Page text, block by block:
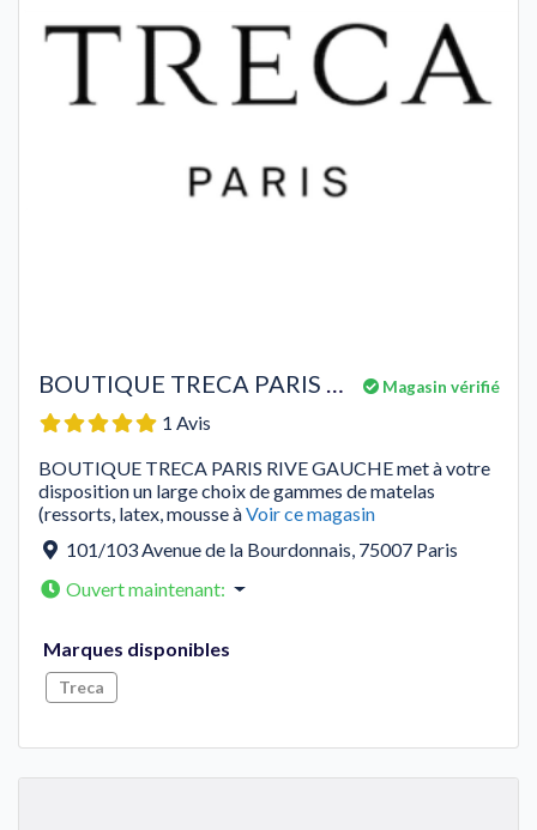
Magasin vérifié
BOUTIQUE TRECA PARIS RIVE GAUCHE
1 Avis
BOUTIQUE TRECA PARIS RIVE GAUCHE met à votre
disposition un large choix de gammes de matelas
(ressorts, latex, mousse àVoir ce magasin
101/103 Avenue de la Bourdonnais, 75007 Paris
Ouvert maintenant:
Marques disponibles
Treca